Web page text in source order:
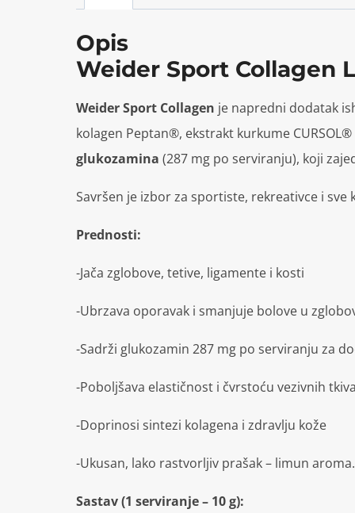
Opis
Weider Sport Collagen
Weider Sport Collagen je napredni dodatak
kolagen Peptan®, ekstrakt kurkume
glukozamina (287 mg po serviranju), koji
Savršen je izbor za sportiste, rekreativce i
Prednosti:
-Jača zglobove, tetive, ligamente i kosti
-Ubrzava oporavak i smanjuje bolove u
-Sadrži glukozamin 287 mg po serviranju za
-Poboljšava elastičnost i čvrstoću vezivnih
-Doprinosi sintezi kolagena i zdravlju kože
-Ukusan, lako rastvorljiv prašak – limun aroma.
Sastav (1 serviranje – 10 g):